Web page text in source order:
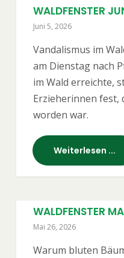
WALDFENSTER
Juni 5, 2026
Vandalismus im
am Dienstag nach
im Wald erreichte,
Erzieherinnen fest,
worden war.
Weiterlesen ...
WALDFENSTER
Mai 26, 2026
Warum bluten